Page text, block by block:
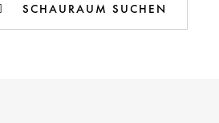
SCHAURAUM SUCHEN